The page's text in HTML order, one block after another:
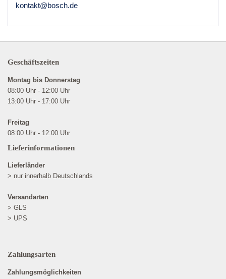
kontakt@bosch.de
Geschäftszeiten
Montag bis Donnerstag
08:00 Uhr - 12:00 Uhr
13:00 Uhr - 17:00 Uhr
Freitag
08:00 Uhr - 12:00 Uhr
Lieferinformationen
Lieferländer
> nur innerhalb Deutschlands
Versandarten
> GLS
> UPS
Zahlungsarten
Zahlungsmöglichkeiten